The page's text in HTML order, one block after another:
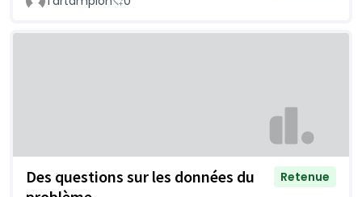
Des questions sur les données du
Retenue